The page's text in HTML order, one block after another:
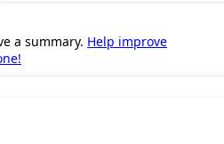
a summary. Help improve